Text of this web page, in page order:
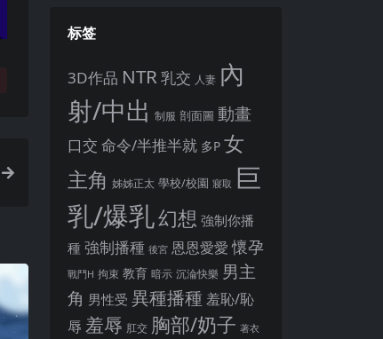
标签
3D作品 NTR乳交 人妻 內
射/中出 制服 剖面圖 動畫
口交 命令/半推半就 多P 女
主角 姊姊正太 學校/校園 寢取 巨
乳/爆乳幻想 強制你播
種 強制播種 後宮 恩恩愛愛 懷孕
戰鬥H 拘束 教育 暗示 沉淪快樂 男主
角 男性受 異種播種 羞恥/恥
辱 羞辱 肛交 胸部/奶子 著衣